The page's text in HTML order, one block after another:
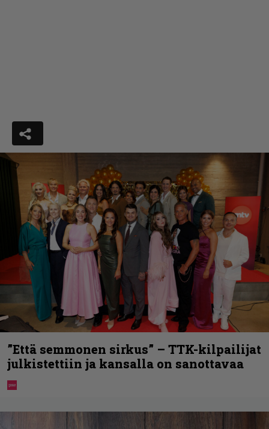
”Että semmonen sirkus” – TTK-kilpailijat
julkistettiin ja kansalla on sanottavaa